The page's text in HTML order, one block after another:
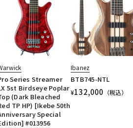
Series Streamer
5st Birdseye Poplar
(Dark Bleached
TP HP) [Ikebe 50th
Special
#013956
Ibanez
BTB745-NTL
¥132,000 （税込）